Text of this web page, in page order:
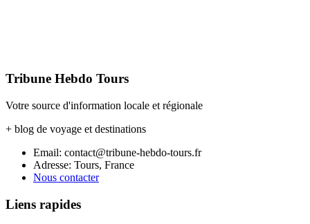
Tribune Hebdo Tours
Votre source d'information locale et régionale
+ blog de voyage et destinations
Email: contact@tribune-hebdo-tours.fr
Adresse: Tours, France
Nous contacter
Liens rapides